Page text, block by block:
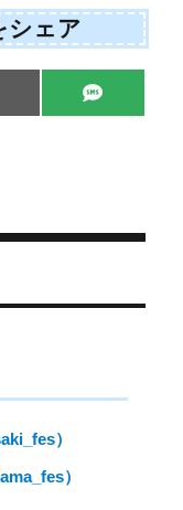
シェア
S
h
S
M
）
）